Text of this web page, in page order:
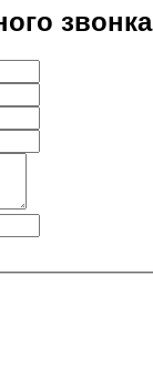
звонка